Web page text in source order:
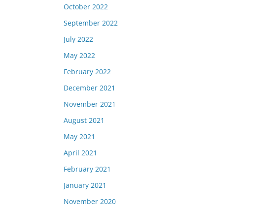
October 2022
September 2022
July 2022
May 2022
February 2022
December 2021
November 2021
August 2021
May 2021
April 2021
February 2021
January 2021
November 2020